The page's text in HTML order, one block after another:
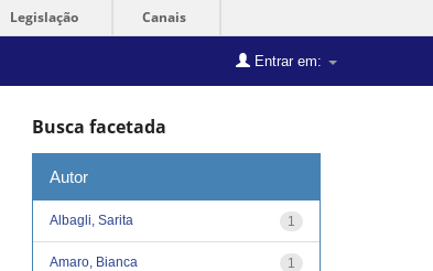
Legislação Canais
Entrar em:
Busca facetada
Autor
1
Albagli, Sarita
1
Amaro, Bianca